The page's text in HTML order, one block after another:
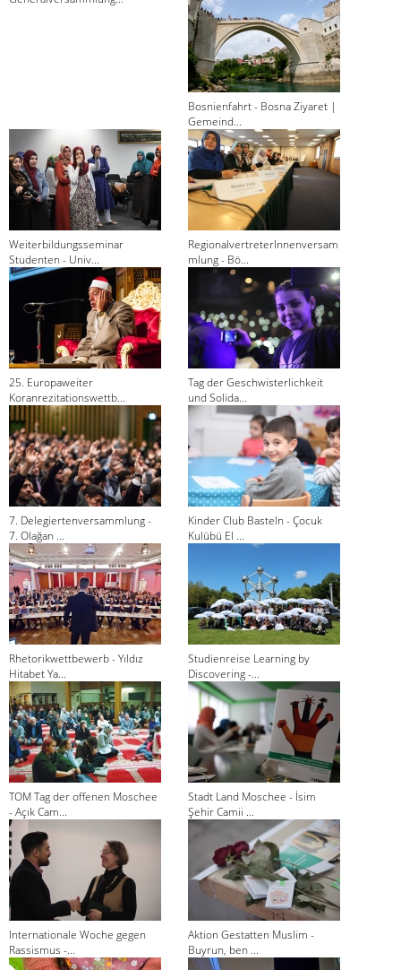
Bosnienfahrt - Bosna Ziyaret |
Gemeind...
Weiterbildungsseminar
Studenten - Univ...
RegionalvertreterInnenversam
mlung - Bö...
25. Europaweiter
Koranrezitationswettb...
Tag der Geschwisterlichkeit
und Solida...
7. Delegiertenversammlung -
7. Olağan ...
Kinder Club Basteln - Çocuk
Kulübü El ...
Rhetorikwettbewerb - Yıldız
Hitabet Ya...
Studienreise Learning by
Discovering -...
TOM Tag der offenen Moschee
- Açık Cam...
Stadt Land Moschee - İsim
Şehir Camii ...
Internationale Woche gegen
Rassismus -...
Aktion Gestatten Muslim -
Buyrun, ben ...